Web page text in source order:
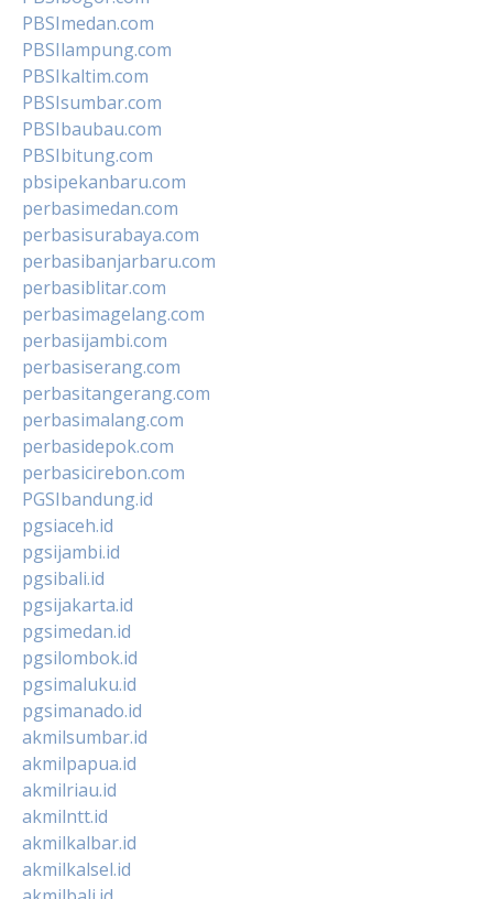
PBSImedan.com
PBSIlampung.com
PBSIkaltim.com
PBSIsumbar.com
PBSIbaubau.com
PBSIbitung.com
pbsipekanbaru.com
perbasimedan.com
perbasisurabaya.com
perbasibanjarbaru.com
perbasiblitar.com
perbasimagelang.com
perbasijambi.com
perbasiserang.com
perbasitangerang.com
perbasimalang.com
perbasidepok.com
perbasicirebon.com
PGSIbandung.id
pgsiaceh.id
pgsijambi.id
pgsibali.id
pgsijakarta.id
pgsimedan.id
pgsilombok.id
pgsimaluku.id
pgsimanado.id
akmilsumbar.id
akmilpapua.id
akmilriau.id
akmilntt.id
akmilkalbar.id
akmilkalsel.id